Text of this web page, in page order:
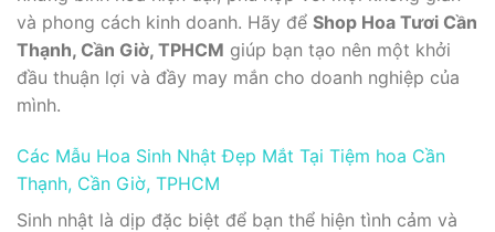
và phong cách kinh doanh. Hãy để Shop Hoa Tươi Cần
Thạnh, Cần Giờ, TPHCM giúp bạn tạo nên một khởi
đầu thuận lợi và đầy may mắn cho doanh nghiệp của
mình.
Các Mẫu Hoa Sinh Nhật Đẹp Mắt Tại Tiệm hoa Cần
Thạnh, Cần Giờ, TPHCM
Sinh nhật là dịp đặc biệt để bạn thể hiện tình cảm và